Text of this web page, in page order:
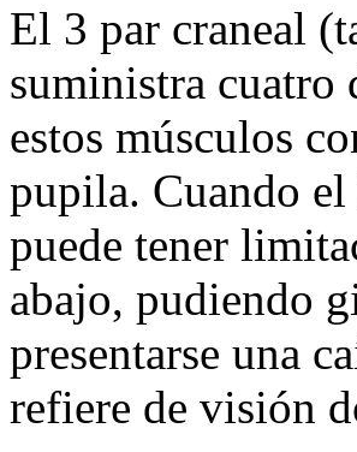
El 3 par craneal
suministra cuatro
estos músculos
pupila. Cuando
puede tener
abajo, pudiendo
presentarse una
refiere de visión